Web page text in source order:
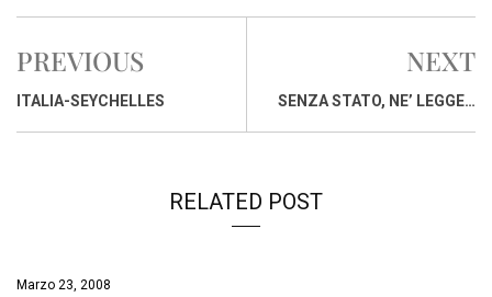
c
b
o
a
s
A
n
d
r
a
p
i
PREVIOUS
ITALIA-SEYCHELLES
NEXT
SENZA STATO, NE’ LEGGE…
RELATED POST
Marzo 23, 2008